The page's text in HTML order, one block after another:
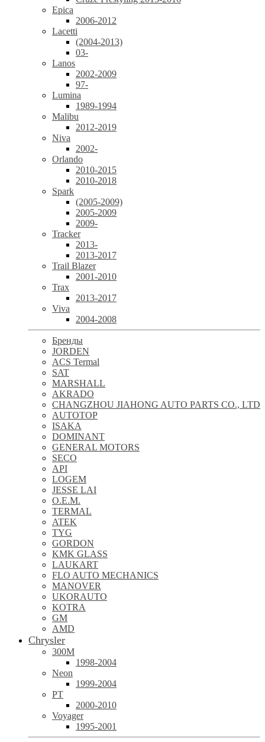
Epica
2006-2012
Lacetti
(2004-2013)
03-
Lanos
2002-2009
97-
Lumina
1989-1994
Malibu
2012-2019
Niva
2002-
Orlando
2010-2015
2010-2018
Spark
(2005-2009)
2005-2009
2009-
Tracker
2013-
2013-2017
Trail Blazer
2001-2010
Trax
2013-2017
Viva
2004-2008
Бренды
JORDEN
ACS Termal
SAT
MARSHALL
AKRADO
CHANGZHOU JIAHONG AUTO PARTS CO., LTD
AUTOTOP
ISAKA
DOMINANT
GENERAL MOTORS
SECO
API
LOGEM
JESSE LAI
O.E.M.
TERMAL
ATEK
TYG
GORDON
KMK GLASS
LAUKART
FLO AUTO MECHANICS
MANOVER
UKORAUTO
KOTRA
GM
AMD
Chrysler
300M
1998-2004
Neon
1999-2004
PT
2000-2010
Voyager
1995-2001